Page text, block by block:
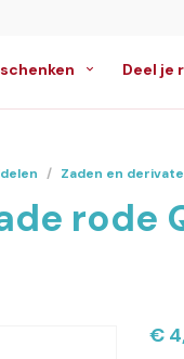
Deel je
/ Zaden en
rode
€